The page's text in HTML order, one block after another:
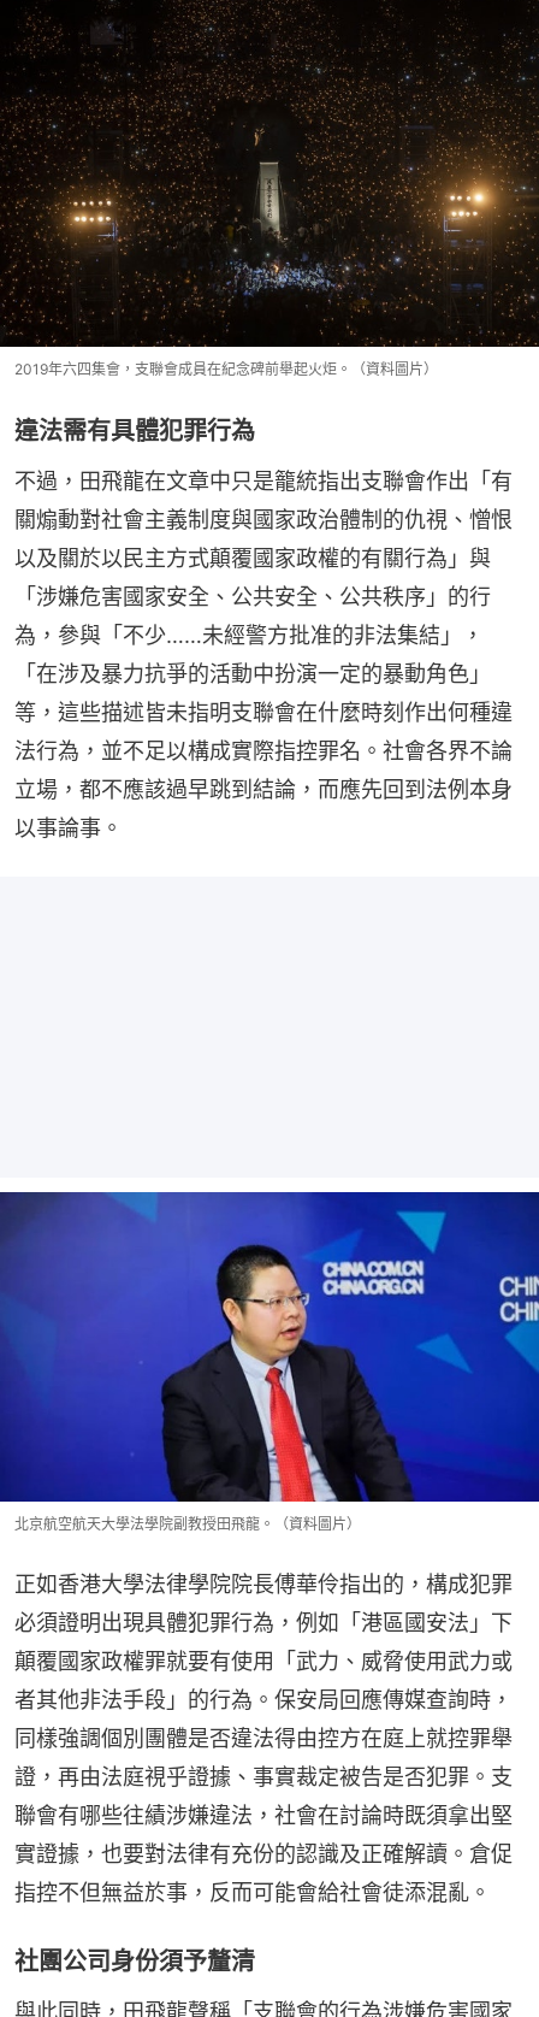
2019年六四集會，支聯會成員在紀念碑前舉起火炬。（資料圖片）
違法需有具體犯罪行為
不過，田飛龍在文章中只是籠統指出支聯會作出「有
關煽動對社會主義制度與國家政治體制的仇視、憎恨
以及關於以民主方式顛覆國家政權的有關行為」與
「涉嫌危害國家安全、公共安全、公共秩序」的行
為，參與「不少……未經警方批准的非法集結」，
「在涉及暴力抗爭的活動中扮演一定的暴動角色」
等，這些描述皆未指明支聯會在什麼時刻作出何種違
法行為，並不足以構成實際指控罪名。社會各界不論
立場，都不應該過早跳到結論，而應先回到法例本身
以事論事。
北京航空航天大學法學院副教授田飛龍。（資料圖片）
正如香港大學法律學院院長傅華伶指出的，構成犯罪
必須證明出現具體犯罪行為，例如「港區國安法」下
顛覆國家政權罪就要有使用「武力、威脅使用武力或
者其他非法手段」的行為。保安局回應傳媒查詢時，
同樣強調個別團體是否違法得由控方在庭上就控罪舉
證，再由法庭視乎證據、事實裁定被告是否犯罪。支
聯會有哪些往績涉嫌違法，社會在討論時既須拿出堅
實證據，也要對法律有充份的認識及正確解讀。倉促
指控不但無益於事，反而可能會給社會徒添混亂。
社團公司身份須予釐清
與此同時，田飛龍聲稱「支聯會的行為涉嫌危害國家